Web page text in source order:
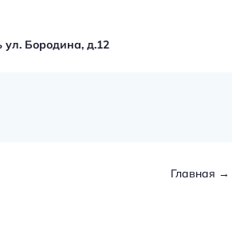
ул. Бородина, д.12
Главная